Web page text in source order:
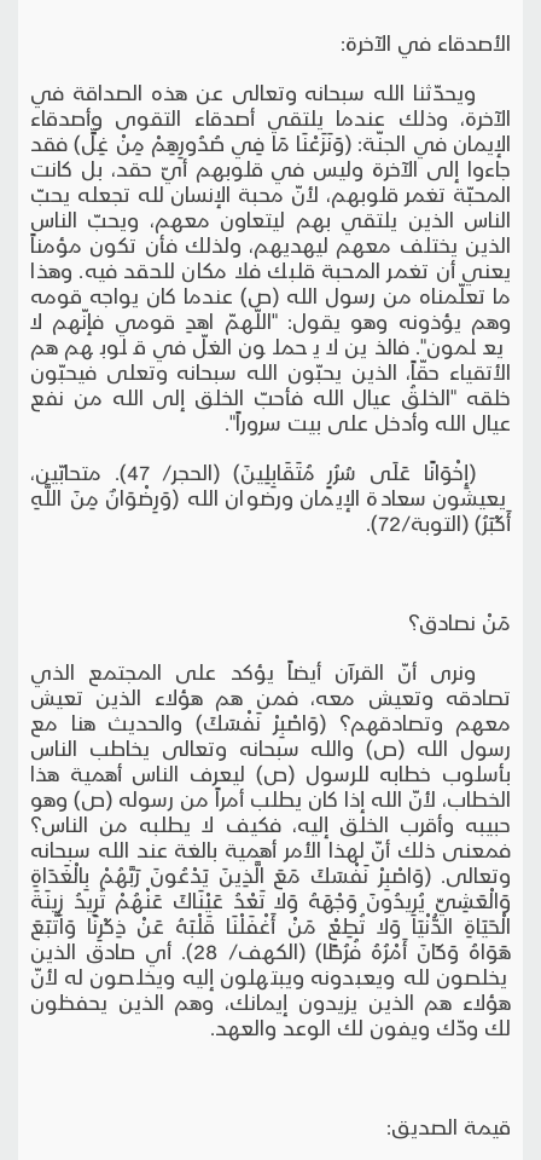
الأصدقاء في الآخرة:
ويحدّثنا الله سبحانه وتعالى عن هذه الصداقة في
الآخرة، وذلك عندما يلتقي أصدقاء التقوى وأصدقاء
الإيمان في الجنّة: (وَنَزَعْنَا مَا فِي صُدُورِهِمْ مِنْ غِلٍّ) فقد
جاءوا إلى الآخرة وليس في قلوبهم أيّ حقد، بل كانت
المحبّة تغمر قلوبهم، لأنّ محبة الإنسان لله تجعله يحبّ
الناس الذين يلتقي بهم ليتعاون معهم، ويحبّ الناس
الذين يختلف معهم ليهديهم، ولذلك فأن تكون مؤمناً
يعني أن تغمر المحبة قلبك فلا مكان للحقد فيه. وهذا
ما تعلّمناه من رسول الله (ص) عندما كان يواجه قومه
وهم يؤذونه وهو يقول: "اللّهمّ اهدِ قومي فإنّهم لا
يعلمون". فالذين لا يحملون الغلّ في قلوبهم هم
الأتقياء حقّاً، الذين يحبّون الله سبحانه وتعلى فيحبّون
خلقه "الخلقُ عيال الله فأحبّ الخلق إلى الله من نفع
عيال الله وأدخل على بيت سروراً".
(إِخْوَانًا عَلَى سُرُرٍ مُتَقَابِلِينَ) (الحجر/ 47). متحابّين،
يعيشون سعادة الإيمان ورضوان الله (وَرِضْوَانٌ مِنَ اللَّهِ
أَكْبَرُ) (التوبة/72).
مَنْ نصادق؟
ونرى أنّ القرآن أيضاً يؤكد على المجتمع الذي
تصادقه وتعيش معه، فمن هم هؤلاء الذين تعيش
معهم وتصادقهم؟ (وَاصْبِرْ نَفْسَكَ) والحديث هنا مع
رسول الله (ص) والله سبحانه وتعالى يخاطب الناس
بأسلوب خطابه للرسول (ص) ليعرف الناس أهمية هذا
الخطاب، لأنّ الله إذا كان يطلب أمراً من رسوله (ص) وهو
حبيبه وأقرب الخلق إليه، فكيف لا يطلبه من الناس؟
فمعنى ذلك أنّ لهذا الأمر أهمية بالغة عند الله سبحانه
وتعالى. (وَاصْبِرْ نَفْسَكَ مَعَ الَّذِينَ يَدْعُونَ رَبَّهُمْ بِالْغَدَاةِ
وَالْعَشِيِّ يُرِيدُونَ وَجْهَهُ وَلا تَعْدُ عَيْنَاكَ عَنْهُمْ تُرِيدُ زِينَةَ
الْحَيَاةِ الدُّنْيَا وَلا تُطِعْ مَنْ أَغْفَلْنَا قَلْبَهُ عَنْ ذِكْرِنَا وَاتَّبَعَ
هَوَاهُ وَكَانَ أَمْرُهُ فُرُطًا) (الكهف/ 28). أي صادق الذين
يخلصون لله ويعبدونه ويبتهلون إليه ويخلصون له لأنّ
هؤلاء هم الذين يزيدون إيمانك، وهم الذين يحفظون
لك ودّك ويفون لك الوعد والعهد.
قيمة الصديق: